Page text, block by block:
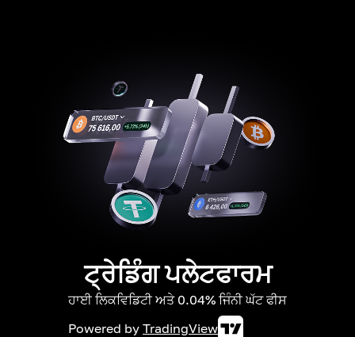
ਟ੍ਰੇਡਿੰਗ ਪਲੇਟਫਾਰਮ
ਹਾਈ ਲਿਕਵਿਡਿਟੀ ਅਤੇ 0.04% ਜਿੰਨੀ ਘੱਟ ਫੀਸ
Powered by TradingView